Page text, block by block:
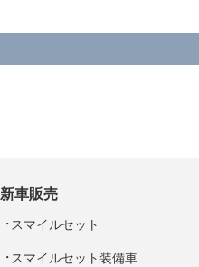
新車販売
スマイルセット
スマイルセット装備車